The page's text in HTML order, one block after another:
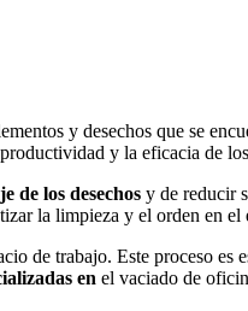
y desechos que se
y la eficacia de
de los desechos y de reducir
la limpieza y el orden en
de trabajo. Este proceso es
en el vaciado de